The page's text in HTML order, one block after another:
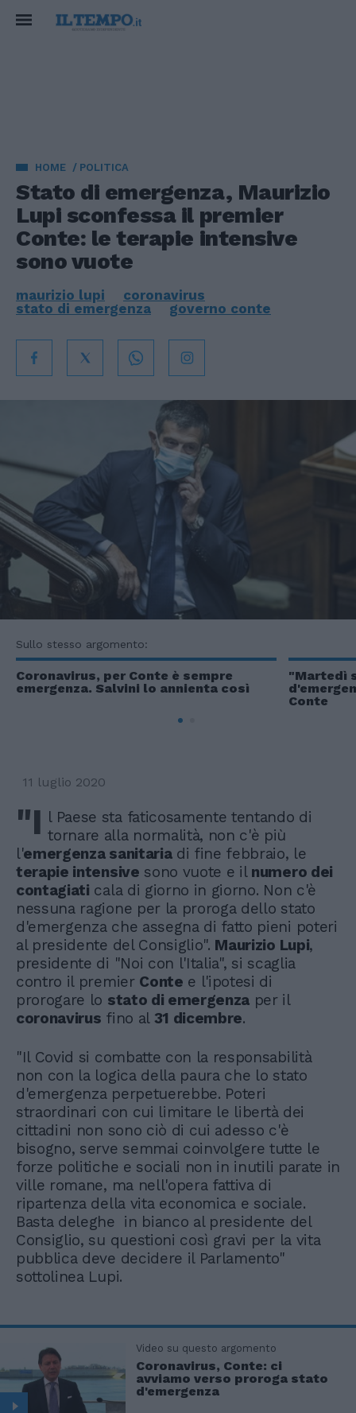
HOME POLITICA
Stato di emergenza, Maurizio
Lupi sconfessa il premier
Conte: le terapie intensive
sono vuote
maurizio lupi
coronavirus
stato di emergenza
governo conte
Sullo stesso argomento:
Coronavirus, per Conte è sempre
emergenza. Salvini lo annienta così
"Martedì
Conte
11 luglio 2020
"I l Paese sta faticosamente tentando di
tornare alla normalità, non c'è più
l'emergenza sanitariadi fine febbraio, le
terapie intensive sono vuote e il numero dei
contagiati cala di giorno in giorno. Non c'è
nessuna ragione per la proroga dello stato
d'emergenza che assegna di fatto pieni poteri
al presidente del Consiglio". Maurizio Lupi,
presidente di "Noi con l'Italia", si scaglia
contro il premier Conte e l'ipotesi di
prorogare lo stato di emergenza per il
coronavirus fino al 31 dicembre.
"Il Covid si combatte con la responsabilità
non con la logica della paura che lo stato
d'emergenza perpetuerebbe. Poteri
straordinari con cui limitare le libertà dei
cittadini non sono ciò di cui adesso c'è
bisogno, serve semmai coinvolgere tutte le
forze politiche e sociali non in inutili parate in
ville romane, ma nell'opera fattiva di
ripartenza della vita economica e sociale.
Basta deleghe in bianco al presidente del
Consiglio, su questioni così gravi per la vita
pubblica deve decidere il Parlamento"
sottolinea Lupi.
Video su questo argomento
Coronavirus, Conte: ci
avviamo verso proroga stato
d'emergenza